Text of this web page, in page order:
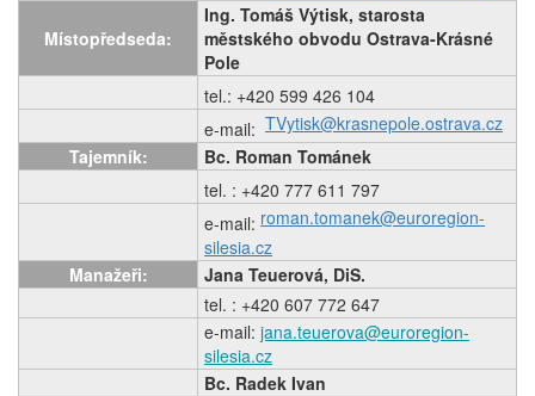
Místopředseda:
Ing. Tomáš Výtisk, starosta
městského obvodu Ostrava-Krásné
Pole
tel.: +420 599 426 104
e-mail: TVytisk@krasnepole.ostrava.cz
Tajemník:
Bc. Roman Tománek
tel. : +420 777 611 797
e-mail: roman.tomanek@euroregion-
silesia.cz
Manažeři:
Jana Teuerová, DiS.
tel. : +420 607 772 647
e-mail: jana.teuerova@euroregion-
silesia.cz
‍Bc. Radek Ivan